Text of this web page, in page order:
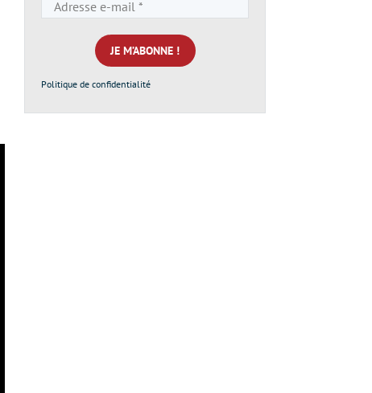
e-
mail
*
Politique de confidentialité